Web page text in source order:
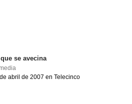
que se avecina
abril de 2007 en Telecinco